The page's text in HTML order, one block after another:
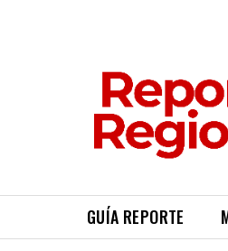
GUÍA REPORTE